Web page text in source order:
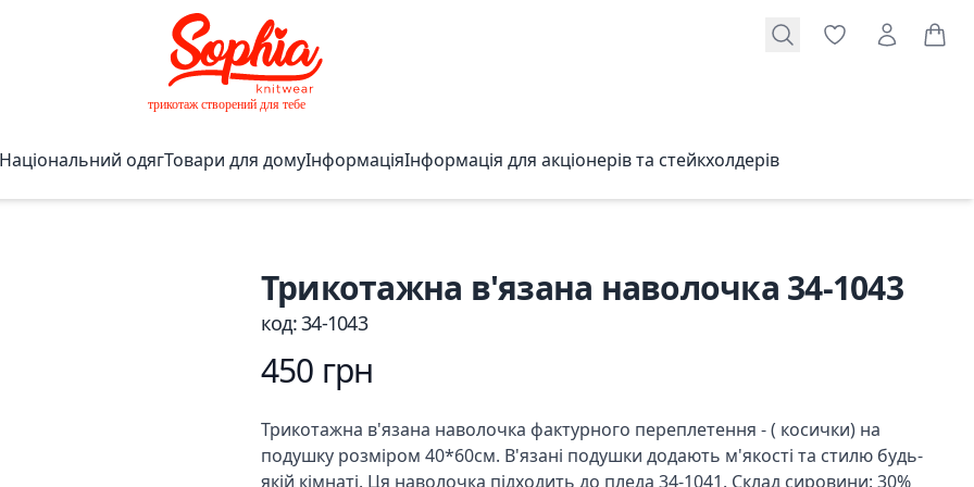
Національний одягТовари для домуІнформаціяІнформація для акціонерів та стейкхолдерів
Трикотажна в'язана наволочка 34-1043
код:34-1043
450 грн
Трикотажна в'язана наволочка фактурного переплетення - ( косички) на
подушку розміром 40*60см. В'язані подушки додають м'якості та стилю будь-
якій кімнаті. Ця наволочка підходить до пледа 34-1041. Склад сировини: 30%